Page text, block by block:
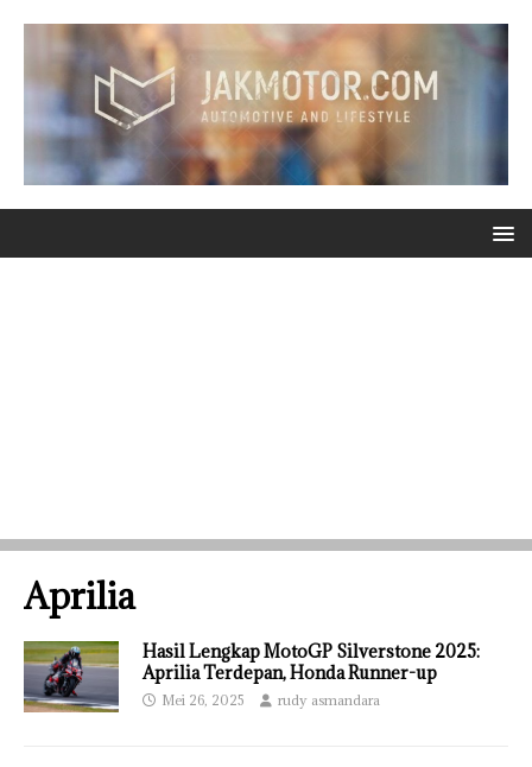
Aprilia
Hasil Lengkap MotoGP Silverstone 2025:
Aprilia Terdepan, Honda Runner-up
Mei 26, 2025 rudy asmandara